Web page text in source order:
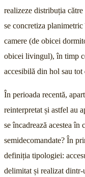
realizeze distribuția
se concretiza
camere (de obicei
obicei livingul), în timp
accesibilă din hol sau
În perioada recentă,
reinterpretat și astfel au
se încadrează acestea în
semidecomandate? În
definiția tipologiei:
delimitat și realizat